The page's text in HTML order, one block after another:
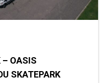
– OASIS
SKATEPARK